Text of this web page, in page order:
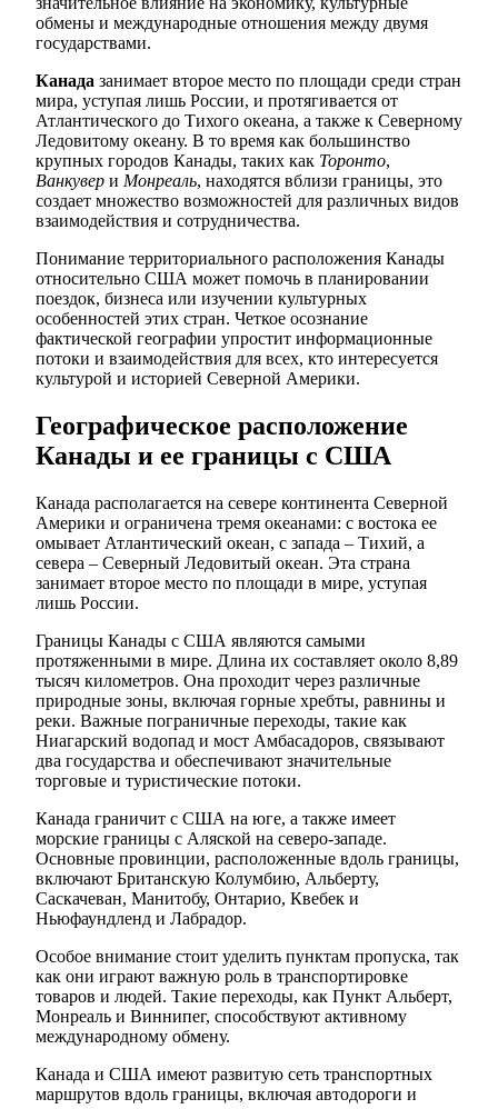
обмены и международные отношения между двумя
государствами.
Канада занимает второе место по площади среди стран
мира, уступая лишь России, и протягивается от
Атлантического до Тихого океана, а также к Северному
Ледовитому океану. В то время как большинство
крупных городов Канады, таких как Торонто,
Ванкувер и Монреаль, находятся вблизи границы, это
создает множество возможностей для различных видов
взаимодействия и сотрудничества.
Понимание территориального расположения Канады
относительно США может помочь в планировании
поездок, бизнеса или изучении культурных
особенностей этих стран. Четкое осознание
фактической географии упростит информационные
потоки и взаимодействия для всех, кто интересуется
культурой и историей Северной Америки.
Географическое расположение
Канады и ее границы с США
Канада располагается на севере континента Северной
Америки и ограничена тремя океанами: с востока ее
омывает Атлантический океан, с запада – Тихий, а
севера – Северный Ледовитый океан. Эта страна
занимает второе место по площади в мире, уступая
лишь России.
Границы Канады с США являются самыми
протяженными в мире. Длина их составляет около 8,89
тысяч километров. Она проходит через различные
природные зоны, включая горные хребты, равнины и
реки. Важные пограничные переходы, такие как
Ниагарский водопад и мост Амбасадоров, связывают
два государства и обеспечивают значительные
торговые и туристические потоки.
Канада граничит с США на юге, а также имеет
морские границы с Аляской на северо-западе.
Основные провинции, расположенные вдоль границы,
включают Британскую Колумбию, Альберту,
Саскачеван, Манитобу, Онтарио, Квебек и
Ньюфаундленд и Лабрадор.
Особое внимание стоит уделить пунктам пропуска, так
как они играют важную роль в транспортировке
товаров и людей. Такие переходы, как Пункт Альберт,
Монреаль и Виннипег, способствуют активному
международному обмену.
Канада и США имеют развитую сеть транспортных
маршрутов вдоль границы, включая автодороги и